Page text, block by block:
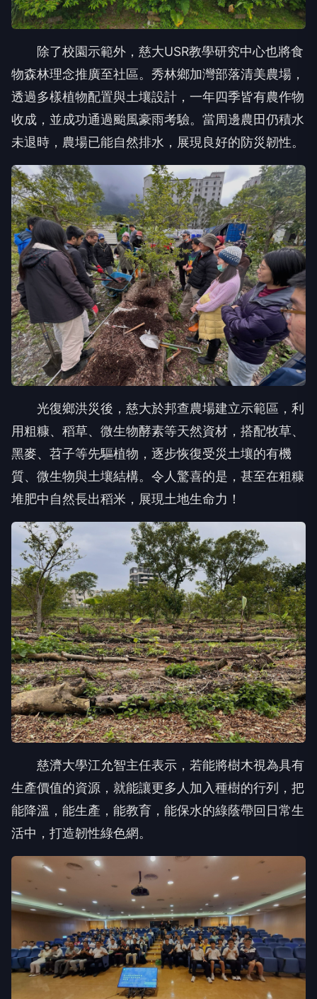
除了校園示範外，慈大USR教學研究中心也將食
物森林理念推廣至社區。秀林鄉加灣部落清美農場，
透過多樣植物配置與土壤設計，一年四季皆有農作物
收成，並成功通過颱風豪雨考驗。當周邊農田仍積水
未退時，農場已能自然排水，展現良好的防災韌性。
光復鄉洪災後，慈大於邦查農場建立示範區，利
用粗糠、稻草、微生物酵素等天然資材，搭配牧草、
黑麥、苕子等先驅植物，逐步恢復受災土壤的有機
質、微生物與土壤結構。令人驚喜的是，甚至在粗糠
堆肥中自然長出稻米，展現土地生命力！
慈濟大學江允智主任表示，若能將樹木視為具有
生產價值的資源，就能讓更多人加入種樹的行列，把
能降溫，能生產，能教育，能保水的綠蔭帶回日常生
活中，打造韌性綠色網。